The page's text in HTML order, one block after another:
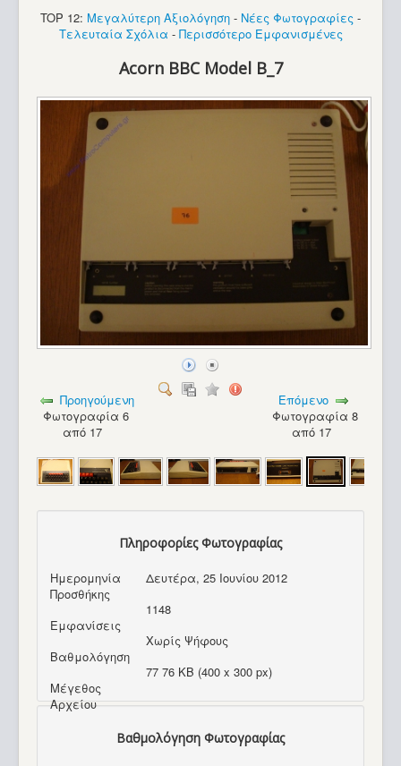
Amstrad 6128+_2
TOP 12: Μεγαλύτερη Αξιολόγηση - Νέες Φωτογραφίες -
Τελευταία Σχόλια - Περισσότερο Εμφανισμένες
Acorn BBC Model B_7
Προηγούμενη
Φωτογραφία 6
από 17
Επόμενο
Φωτογραφία 8
από 17
Πληροφορίες Φωτογραφίας
Ημερομηνία
Προσθήκης
Δευτέρα, 25 Ιουνίου 2012
Εμφανίσεις
1148
Βαθμολόγηση
Χωρίς Ψήφους
Μέγεθος
Αρχείου
77 76 KB (400 x 300 px)
Βαθμολόγηση Φωτογραφίας